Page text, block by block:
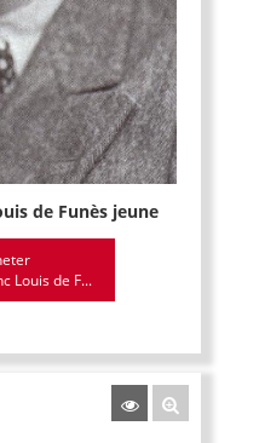
de Funès jeune
Louis de F...